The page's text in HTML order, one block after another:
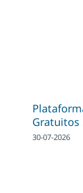
Gratuitos
30-07-2026